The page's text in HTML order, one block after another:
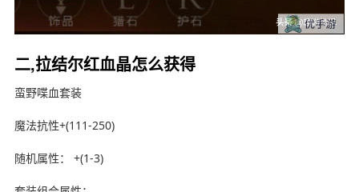
二,拉结尔红血晶怎么获得
蛮野喋血套装
魔法抗性+(111-250)
随机属性： +(1-3)